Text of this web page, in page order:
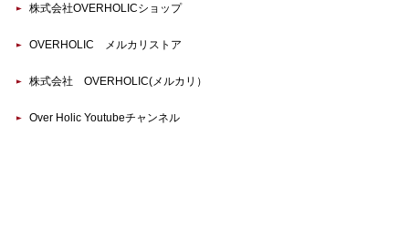
株式会社OVERHOLICショップ
OVERHOLIC メルカリストア
株式会社 OVERHOLIC(メルカリ）
Over Holic Youtubeチャンネル